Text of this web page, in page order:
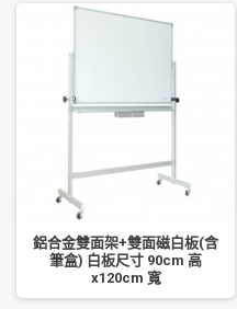
鋁合金雙面架+雙面磁白板(含
筆盒) 白板尺寸 90cm 高
x120cm 寬